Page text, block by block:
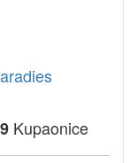
9 Kupaonice